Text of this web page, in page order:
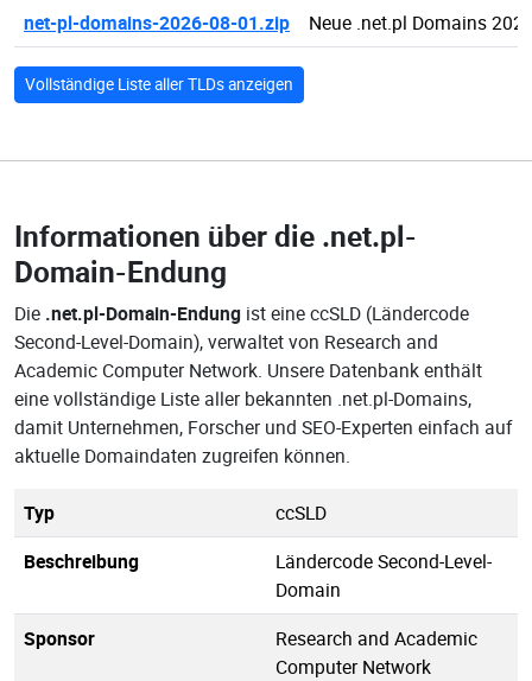
net-pl-domains-2026-08-01.zip
Neue .net.pl Domains
Vollständige Liste aller TLDs anzeigen
Informationen über die .net.pl-
Domain-Endung
Die .net.pl-Domain-Endung ist eine ccSLD (Ländercode
Second-Level-Domain), verwaltet von Research and
Academic Computer Network. Unsere Datenbank enthält
eine vollständige Liste aller bekannten .net.pl-Domains,
damit Unternehmen, Forscher und SEO-Experten einfach auf
aktuelle Domaindaten zugreifen können.
Typ
ccSLD
Beschreibung
Ländercode Second-Level-
Domain
Sponsor
Research and Academic
Computer Network